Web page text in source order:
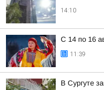
14:10
С 14 по 16
11:39
В Сургуте